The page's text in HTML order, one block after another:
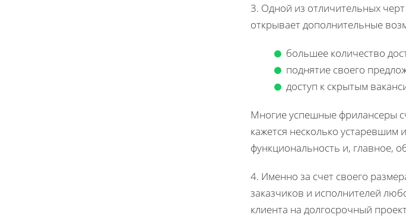
3. Одной из отличительных черт
открывает дополнительные
большее количество
поднятие своего
доступ к скрытым
Многие успешные фрилансеры
кажется несколько
функциональность и, главное,
4. Именно за счет своего
заказчиков и исполнителей
клиента на долгосрочный